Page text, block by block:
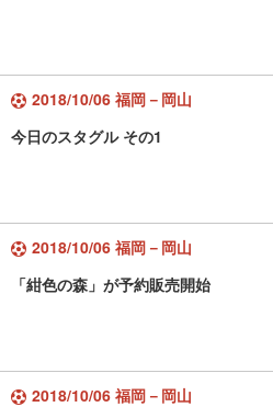
2018/10/06 福岡－岡山
今日のスタグル その1
2018/10/06 福岡－岡山
「紺色の森」が予約販売開始
2018/10/06 福岡－岡山